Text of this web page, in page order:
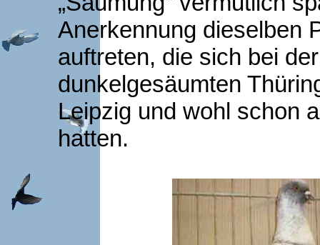
Anerkennung dieselben
auftreten, die sich bei
dunkelgesäumten
Leipzig und wohl schon
hatten.